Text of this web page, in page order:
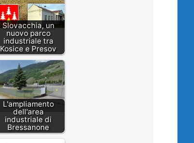
Slovacchia, un
nuovo parco
industriale tra
Kosice e Presov
L'ampliamento
dell'area
industriale di
Bressanone